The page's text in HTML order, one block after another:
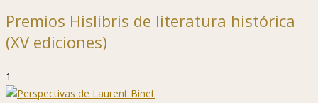
Premios Hislibris de literatura histórica
(XV ediciones)
1